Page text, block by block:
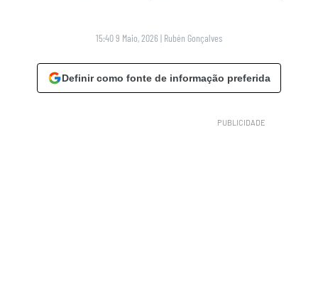
15:40 9 Maio, 2026 | Rubén Gonçalves
Definir como fonte de informação preferida